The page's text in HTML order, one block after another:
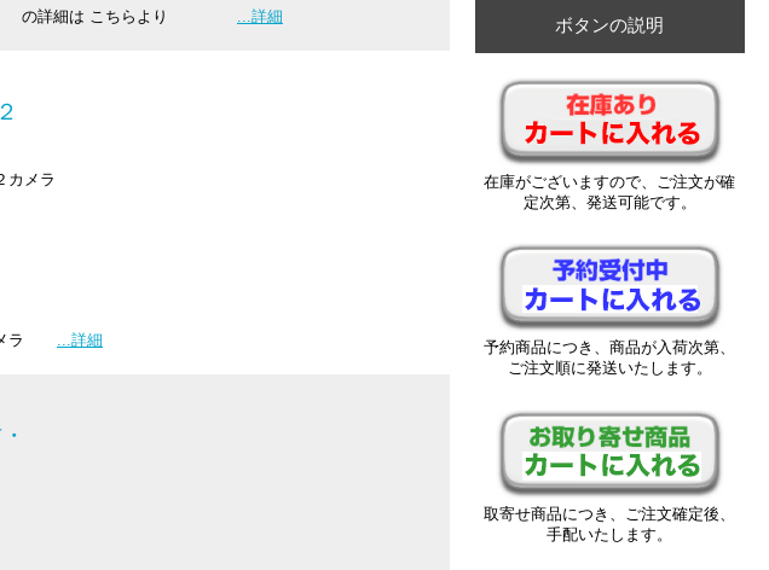
ト の詳細は こちらより ...詳細
カメラ
ラ ...詳細
ボタンの説明
在庫がございますので、ご注文が確
定次第、発送可能です。
予約商品につき、商品が入荷次第、
ご注文順に発送いたします。
取寄せ商品につき、ご注文確定後、
手配いたします。